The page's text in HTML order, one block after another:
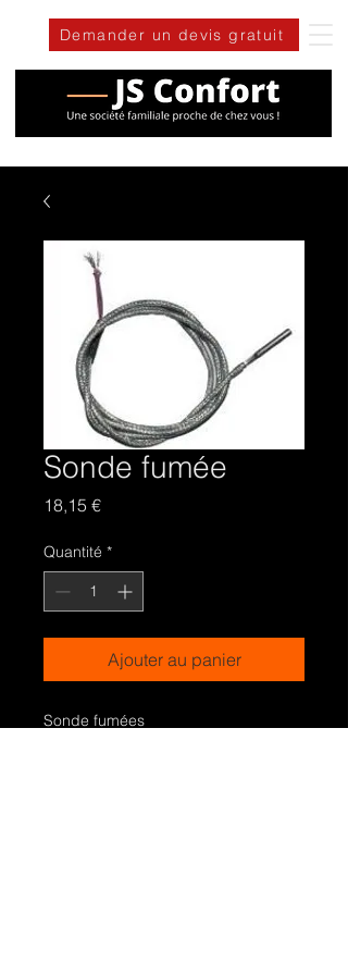
Demander un devis gratuit
Sonde fumée
18,15 €Prix
Quantité *
Ajouter au panier
Sonde fumées